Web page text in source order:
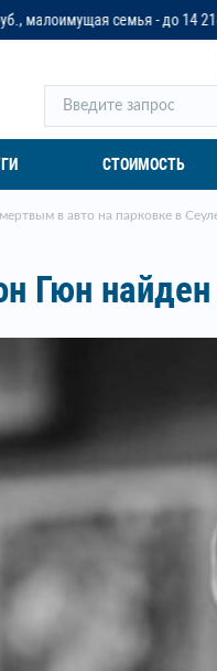
218,37 руб., ветеран
СТОИМОСТЬ
в авто на парковке в
Гюн